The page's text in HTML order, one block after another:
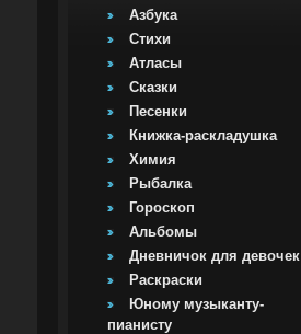
Азбука
Стихи
Атласы
Сказки
Песенки
Книжка-раскладушка
Химия
Рыбалка
Гороскоп
Альбомы
Дневничок для девочек
Раскраски
Юному музыканту-
пианисту